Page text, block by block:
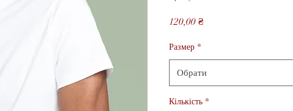
120,00 ₴Ціна
Размер *
Обрати
Кількість *